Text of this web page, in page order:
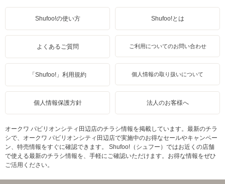
Shufoo!の使い方 Shufoo!とは
よくあるご質問 ご利用についてのお問い合わせ
「Shufoo!」利用規約 個人情報の取り扱いについて
個人情報保護方針 法人のお客様へ
オークワ パビリオンシティ田辺店のチラシ情報を掲載しています。最新のチラ
シで、オークワ パビリオンシティ田辺店で実施中のお得なセールやキャンペー
ン、特売情報をすぐに確認できます。 Shufoo!（シュフー）ではお近くの店舗
で使える最新のチラシ情報を、手軽にご確認いただけます。お得な情報をぜひ
ご活用ください。